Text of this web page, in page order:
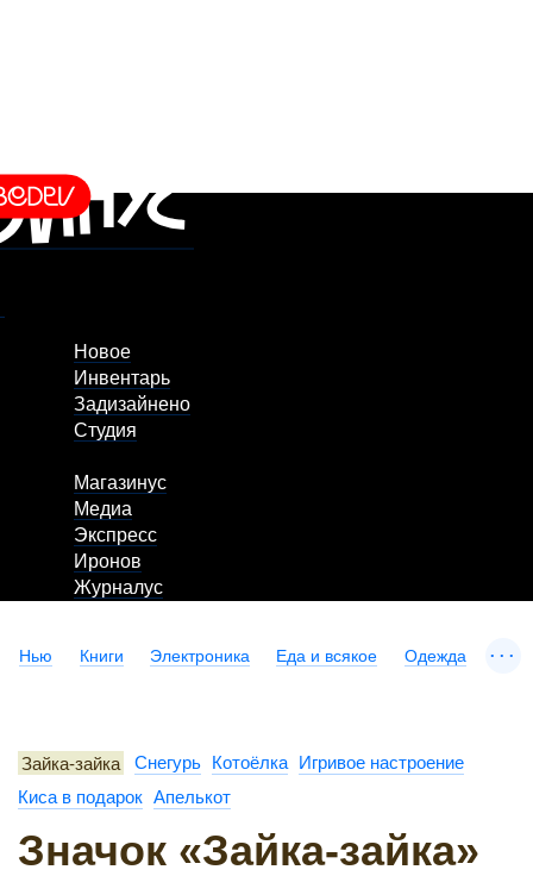
Новое
Инвентарь
Задизайнено
Студия
Магазинус
Медиа
Экспресс
Иронов
Журналус
Нью Книги Электроника Еда и всякое Одежда ...
Зайка-зайка Снегурь Котоёлка Игривое настроение
Киса в подарок Апелькот
Значок «Зайка-зайка»